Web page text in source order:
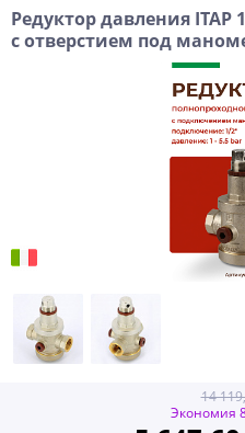
Редуктор давления
с отверстием под
14
Экономия